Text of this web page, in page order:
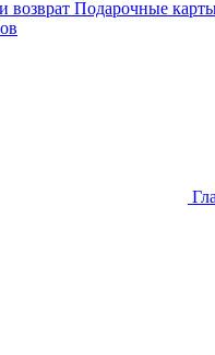
возврат Подарочные